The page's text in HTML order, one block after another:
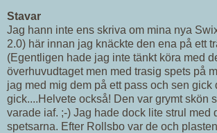
Stavar
Jag hann inte ens skriva om mina nya
2.0) här innan jag knäckte den ena på ett
(Egentligen hade jag inte tänkt köra med
överhuvudtaget men med trasig spets på
jag med mig dem på ett pass och sen gick
gick....Helvete också! Den var grymt skön
varade iaf. ;-) Jag hade dock lite strul med
spetsarna. Efter Rollsbo var de och